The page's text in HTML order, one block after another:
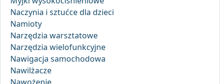
Naczynia i sztućce dla dzieci
Namioty
Narzędzia warsztatowe
Narzędzia wielofunkcyjne
Nawigacja samochodowa
Nawilżacze